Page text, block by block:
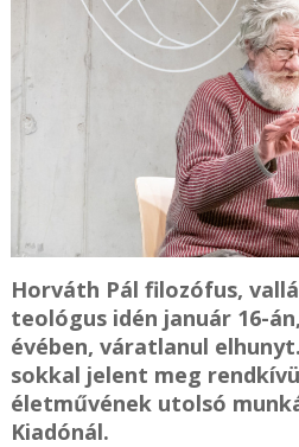
Horváth Pál filozófus,
teológus idén január 16-
évében, váratlanul
sokkal jelent meg
életművének utolsó
Kiadónál.